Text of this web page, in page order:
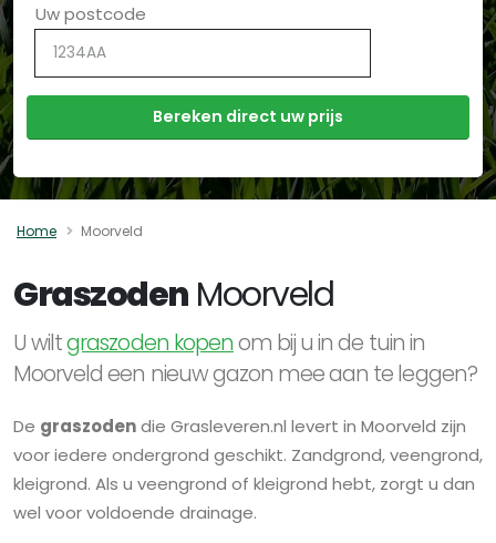
Uw postcode
Home Moorveld
Graszoden Moorveld
U wiltgraszoden kopenom bij u in de tuin in
Moorveld een nieuw gazon mee aan te leggen?
De graszodendie Grasleveren.nl levert in Moorveld zijn
voor iedere ondergrond geschikt. Zandgrond, veengrond,
kleigrond. Als u veengrond of kleigrond hebt, zorgt u dan
wel voor voldoende drainage.